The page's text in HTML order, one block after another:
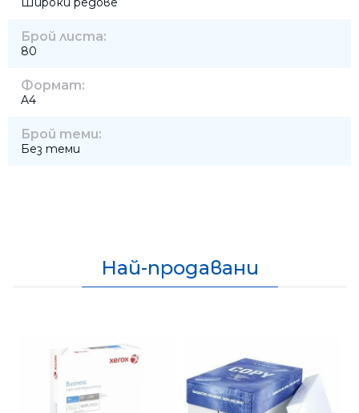
Брой листа:
80
Формат:
A4
Брой теми:
Без теми
Най-продавани